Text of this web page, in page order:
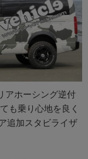
アホーシング逆付
も乗り心地を良く
追加スタビライザ